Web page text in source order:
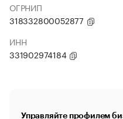
ОГРНИП
318332800052877
ИНН
331902974184
Управляйте профилем